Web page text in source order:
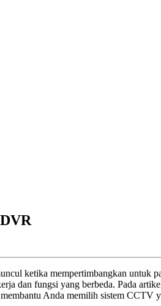
ketika mempertimbangkan untuk
dan fungsi yang berbeda. Pada
Anda memilih sistem CCTV